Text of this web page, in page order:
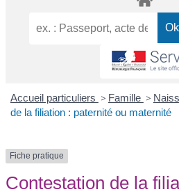
Accueil particuliers > Famille >
de la filiation : paternité ou maternité
Fiche pratique
Contestation de la